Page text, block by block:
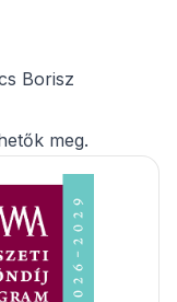
Borisz
meg.